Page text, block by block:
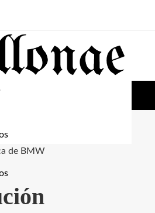
de BMW